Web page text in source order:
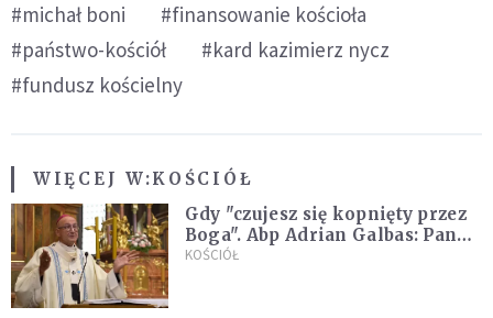
#michał boni
#finansowanie kościoła
#państwo-kościół
#kard kazimierz nycz
#fundusz kościelny
WIĘCEJ W:KOŚCIÓŁ
Gdy "czujesz się kopnięty przez
Boga". Abp Adrian Galbas: Pan
Bóg nie zabierze szpili
KOŚCIÓŁ